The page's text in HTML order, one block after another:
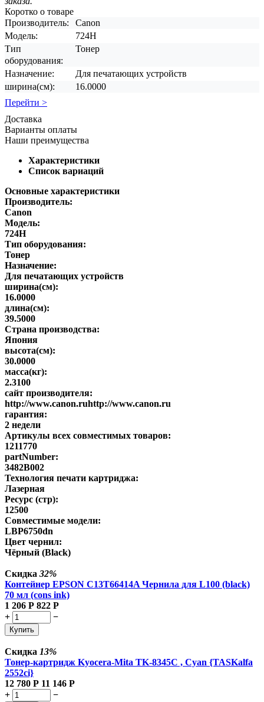
Коротко о товаре
Производитель:
Canon
Модель:
724H
Тип
оборудования:
Тонер
Назначение:
Для печатающих устройств
ширина(см):
16.0000
Перейти >
Доставка
Варианты оплаты
Наши преимущества
Характеристики
Список вариаций
Основные характеристики
Производитель:
Canon
Модель:
724H
Тип оборудования:
Тонер
Назначение:
Для печатающих устройств
ширина(см):
16.0000
длина(см):
39.5000
Страна производства:
Япония
высота(см):
30.0000
масса(кг):
2.3100
сайт производителя:
http://www.canon.ruhttp://www.canon.ru
гарантия:
2 недели
Артикулы всех совместимых товаров:
1211770
partNumber:
3482B002
Технология печати картриджа:
Лазерная
Ресурс (стр):
12500
Совместимые модели:
LBP6750dn
Цвет чернил:
Чёрный (Black)
Скидка 32%
Контейнер EPSON C13T66414A Чернила для L100 (black)
70 мл (cons ink)
1 206 Р 822 Р
+
−
Купить
Скидка 13%
Тонер-картридж Kyocera-Mita TK-8345C , Cyan {TASKalfa
2552ci}
12 780 Р 11 146 Р
+
−